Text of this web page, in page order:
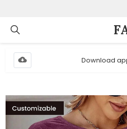
Download